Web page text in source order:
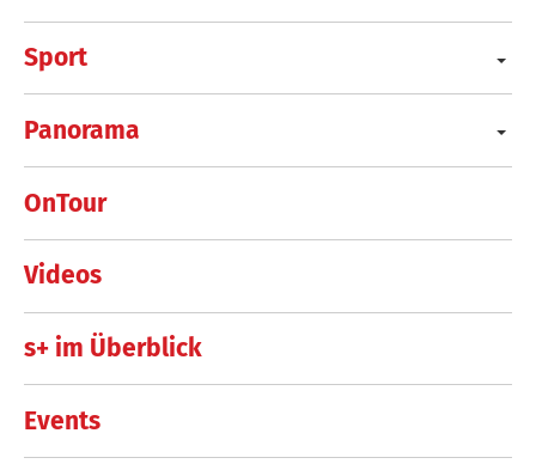
Sport
Panorama
OnTour
Videos
s+ im Überblick
Events